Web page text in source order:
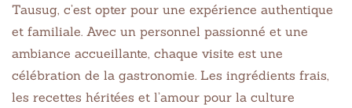
Tausug, c’est opter pour une expérience authentique
et familiale. Avec un personnel passionné et une
ambiance accueillante, chaque visite est une
célébration de la gastronomie. Les ingrédients frais,
les recettes héritées et l’amour pour la culture